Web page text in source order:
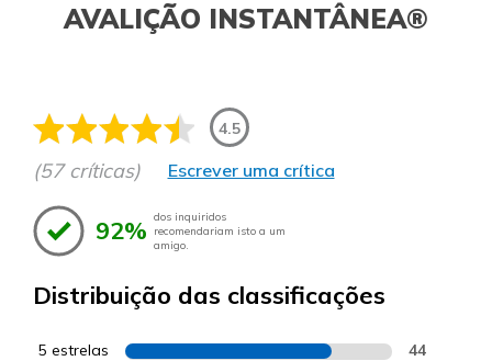
AVALIÇÃO INSTANTÂNEA®
4.5
(57 críticas) Escrever uma crítica
92% dos inquiridos
recomendariam isto a um
amigo.
Distribuição das classificações
5 estrelas 44